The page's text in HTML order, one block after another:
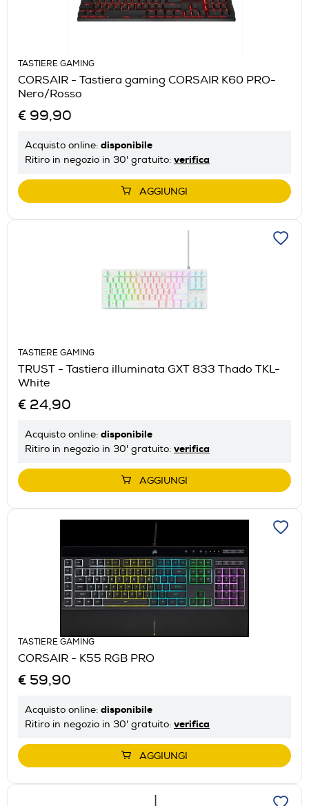
TASTIERE GAMING
CORSAIR - Tastiera gaming CORSAIR K60 PRO-
Nero/Rosso
€ 99,90
Acquisto online: disponibile
Ritiro in negozio in 30' gratuito: verifica
AGGIUNGI
TASTIERE GAMING
TRUST - Tastiera illuminata GXT 833 Thado TKL-
White
€ 24,90
Acquisto online: disponibile
Ritiro in negozio in 30' gratuito: verifica
AGGIUNGI
TASTIERE GAMING
CORSAIR - K55 RGB PRO
€ 59,90
Acquisto online: disponibile
Ritiro in negozio in 30' gratuito: verifica
AGGIUNGI